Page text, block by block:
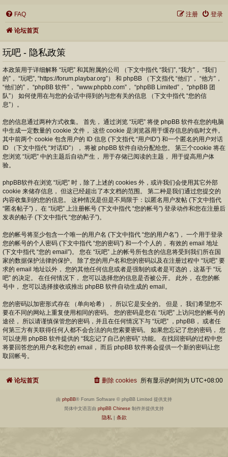
FAQ 登录
注册
论坛首页
玩吧 - 隐私政策
本政策用于详细解释 “玩吧” 和其附属的公司 （下文中指代 “我们”, “我方”， “我们
的”， “玩吧”, “https://forum.playbar.org”） 和 phpBB （下文指代 “他们”， “他方”，
“他们的”， “phpBB 软件”， “www.phpbb.com”， “phpBB Limited”， “phpBB 团
队”） 如何使用在与您的会话中得到的与您有关的信息 （下文中指代 “您的信
息”）。
您的信息通过两种方式收集。 首先， 通过浏览 “玩吧” 将使 phpBB 软件在您的电脑
中生成一定数量的 cookie 文件， 这些 cookie 是浏览器用于缓存信息的临时文件。
其中前两个 cookie 包含用户的 ID 信息 (下文指代 “用户ID”) 和一个匿名的用户对话
ID （下文中指代 “对话ID”）， 将被 phpBB 软件自动分配给您。 第三个cookie 将在
您浏览 “玩吧” 中的主题后自动产生， 用于存储已阅读的主题， 用于提高用户体
验。
phpBB软件在浏览 “玩吧” 时，除了上述的 cookies 外，或许我们会使用其它外部
cookie 来储存信息， 但这已经超出了本文档的范围。 第二种是我们通过您提交的
内容收集到的您的信息。 这种情况是但是不局限于：以匿名用户发帖 (下文中指代
“匿名帖子”)， 在 “玩吧” 上注册帐号 (下文中指代 “您的帐号”) 登录动作和您在注册后
发表的帖子 (下文中指代 “您的帖子”)。
您的帐号将至少包含一个唯一的用户名 (下文中指代 “您的用户名”)， 一个用于登录
您的帐号的个人密码 (下文中指代 “您的密码”) 和一个个人的， 有效的 email 地址
(下文中指代 “您的 email”)。 您在 “玩吧” 上的帐号所包含的信息将受到我们所在国
家的数据保护法律的保护。 除了您的用户名和您的密码以及在注册过程中 “玩吧” 要
求的 email 地址以外， 您的其他任何信息或者是强制的或者是可选的，这基于 “玩
吧” 的决定。 在任何情况下， 您可以选择您的信息是否被公开。 此外， 在您的帐
号中， 您可以选择接收或推出 phpBB 软件自动生成的 email。
您的密码以加密形式存在 （单向哈希）， 所以它是安全的。 但是， 我们希望您不
要在不同的网站上重复使用相同的密码。 您的密码是您在 “玩吧” 上访问您的帐号的
途径， 所以请谨慎保管您的密码，并且在任何情况下与 “玩吧” ，phpBB， 或者任
何第三方有关联得任何人都不会合法的向您索要密码。 如果您忘记了您的密码， 您
可以使用 phpBB 软件提供的 “我忘记了自己的密码” 功能。 在找回密码的过程中您
将要回答您的用户名和您的 email， 而后 phpBB 软件将会提供一个新的密码让您
取回帐号。
论坛首页 所有显示的时间为 UTC+08:00
删除 cookies
由 phpBB® Forum Software © phpBB Limited 提供支持
简体中文语言由 phpBB Chinese 制作并提供支持
隐私| 条款